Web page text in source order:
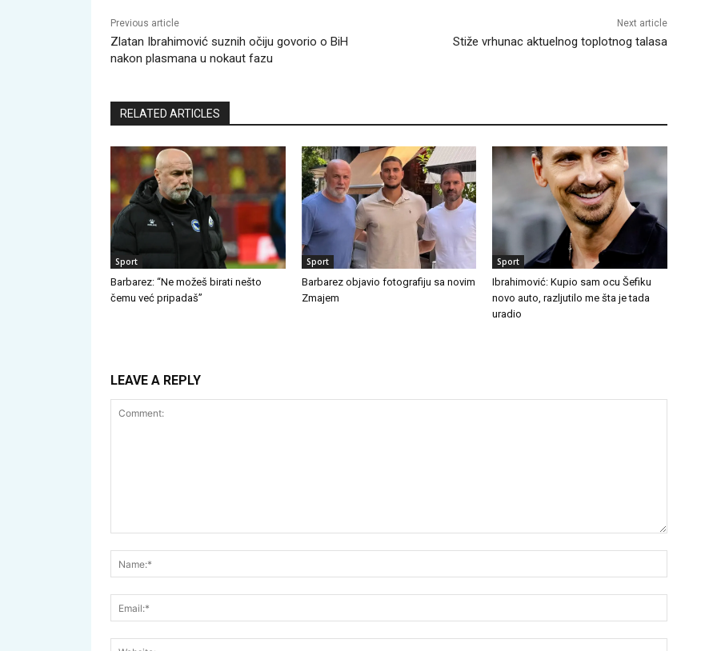
Previous article
Zlatan Ibrahimović suznih očiju govorio o BiH
nakon plasmana u nokaut fazu
Next article
Stiže vrhunac aktuelnog toplotnog talasa
RELATED ARTICLES
Sport
Barbarez: “Ne možeš birati nešto
čemu već pripadaš”
Sport
Barbarez objavio fotografiju sa novim
Zmajem
Sport
Ibrahimović: Kupio sam ocu Šefiku
novo auto, razljutilo me šta je tada
uradio
LEAVE A REPLY